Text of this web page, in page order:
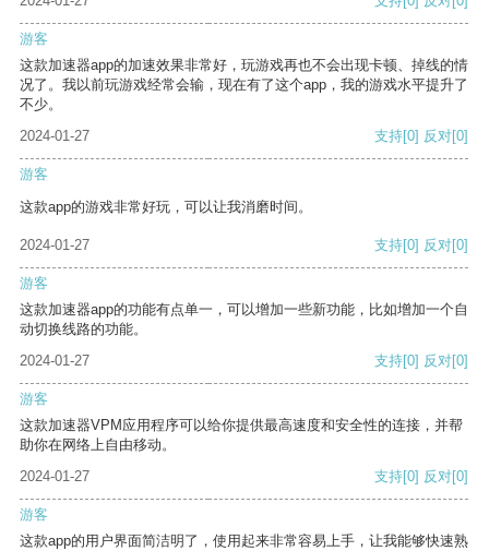
游客
这款加速器app的加速效果非常好，玩游戏再也不会出现卡顿、掉线的情
况了。我以前玩游戏经常会输，现在有了这个app，我的游戏水平提升了
不少。
2024-01-27
支持[0] 反对[0]
游客
这款app的游戏非常好玩，可以让我消磨时间。
2024-01-27 支持[0] 反对[0]
游客
这款加速器app的功能有点单一，可以增加一些新功能，比如增加一个自
动切换线路的功能。
2024-01-27
支持[0] 反对[0]
游客
这款加速器VPM应用程序可以给你提供最高速度和安全性的连接，并帮
助你在网络上自由移动。
2024-01-27
支持[0] 反对[0]
游客
这款app的用户界面简洁明了，使用起来非常容易上手，让我能够快速熟